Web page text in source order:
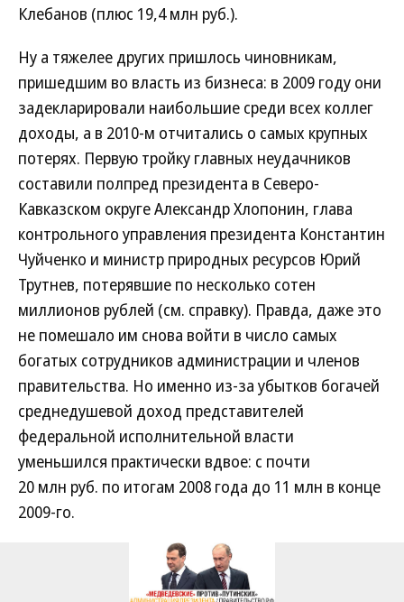
Клебанов (плюс 19,4 млн руб.).
Ну а тяжелее других пришлось чиновникам,
пришедшим во власть из бизнеса: в 2009 году они
задекларировали наибольшие среди всех коллег
доходы, а в 2010-м отчитались о самых крупных
потерях. Первую тройку главных неудачников
составили полпред президента в Северо-
Кавказском округе Александр Хлопонин, глава
контрольного управления президента Константин
Чуйченко и министр природных ресурсов Юрий
Трутнев, потерявшие по несколько сотен
миллионов рублей (см. справку). Правда, даже это
не помешало им снова войти в число самых
богатых сотрудников администрации и членов
правительства. Но именно из-за убытков богачей
среднедушевой доход представителей
федеральной исполнительной власти
уменьшился практически вдвое: с почти
20 млн руб. по итогам 2008 года до 11 млн в конце
2009-го.